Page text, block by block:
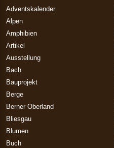
Adventskalender
Alpen
Amphibien
Artikel
Ausstellung
Bach
Bauprojekt
Berge
Berner Oberland
Bliesgau
Blumen
Buch